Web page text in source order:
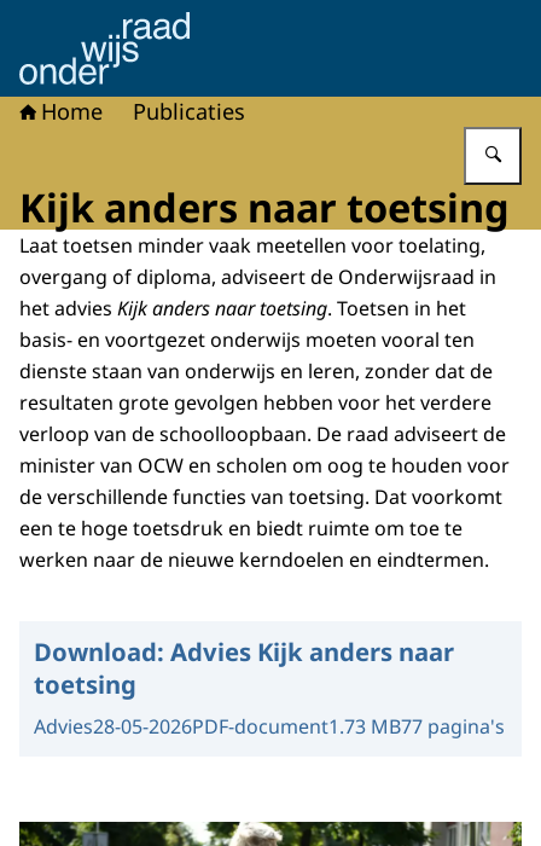
Naar de homepage van Onderwijsraad
Home Publicaties
Kijk anders naar toetsing
Laat toetsen minder vaak meetellen voor toelating,
overgang of diploma, adviseert de Onderwijsraad in
het advies Kijk anders naar toetsing. Toetsen in het
basis- en voortgezet onderwijs moeten vooral ten
dienste staan van onderwijs en leren, zonder dat de
resultaten grote gevolgen hebben voor het verdere
verloop van de schoolloopbaan. De raad adviseert de
minister van OCW en scholen om oog te houden voor
de verschillende functies van toetsing. Dat voorkomt
een te hoge toetsdruk en biedt ruimte om toe te
werken naar de nieuwe kerndoelen en eindtermen.
Download: Advies Kijk anders naar
toetsing
Advies28-05-2026PDF-document1.73 MB77 pagina's